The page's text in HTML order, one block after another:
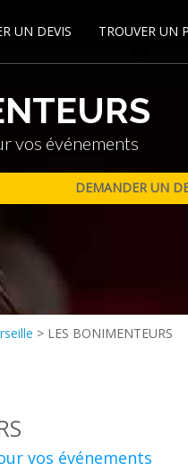
UN DEVIS TROUVER UN
vos événements
> LES BONIMENTEURS
vos événements